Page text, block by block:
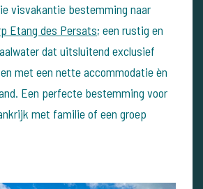
visvakantie bestemming naar
Etang des Persats; een rustig en
dat uitsluitend exclusief
met een nette accommodatie èn
Een perfecte bestemming voor
met familie of een groep